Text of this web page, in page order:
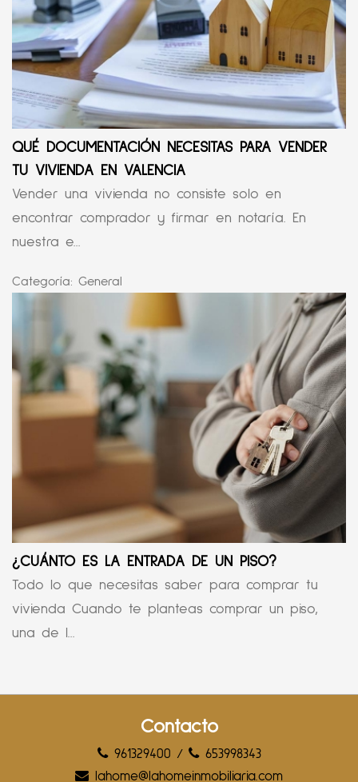
QUÉ DOCUMENTACIÓN NECESITAS PARA VENDER
TU VIVIENDA EN VALENCIA
Vender una vivienda no consiste solo en
encontrar comprador y firmar en notaría. En
nuestra e...
Categoría: General
¿CUÁNTO ES LA ENTRADA DE UN PISO?
Todo lo que necesitas saber para comprar tu
vivienda Cuando te planteas comprar un piso,
una de l...
Contacto
961329400 /
653998343
lahome@lahomeinmobiliaria.com